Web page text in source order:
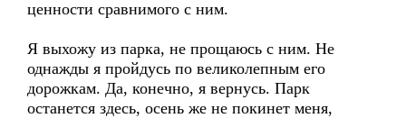
ценности сравнимого с ним.
Я выхожу из парка, не прощаюсь с ним. Не
однажды я пройдусь по великолепным его
дорожкам. Да, конечно, я вернусь. Парк
останется здесь, осень же не покинет меня,